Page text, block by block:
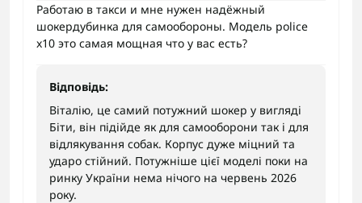
Работаю в такси и мне нужен надёжный
шокердубинка для самообороны. Модель police
x10 это самая мощная что у вас есть?
Відповідь:
Віталію, це самий потужний шокер у вигляді
Біти, він підійде як для самооборони так і для
відлякування собак. Корпус дуже міцний та
ударо стійний. Потужніше цієї моделі поки на
ринку України нема нічого на червень 2026
року.